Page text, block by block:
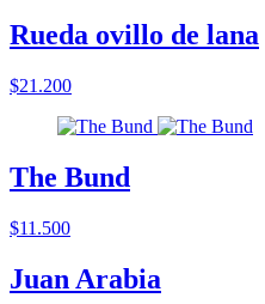
Rueda ovillo de lana
$21.200
The Bund
$11.500
Juan Arabia